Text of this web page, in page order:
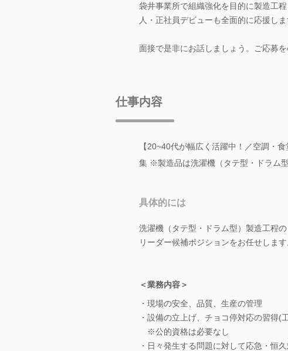
袋井事業所で組織強化を目的に製造工
人・正社員デビューも全面的に応援しま
面接で是非にお話しましょう。ご応募を
仕事内容
【20~40代が幅広く活躍中！／空調・
集 ※製造品は洗濯機（タテ型・ドラム型
具体的には
洗濯機（タテ型・ドラム型）製造工程の
リーダー候補ポジションをお任せします
＜業務内容＞
・現場の安全、品質、生産の管理
・設備の立上げ、チョコ停対応の習得(
※公的資格は必要なし
・日々発生する問題に対して応急・恒